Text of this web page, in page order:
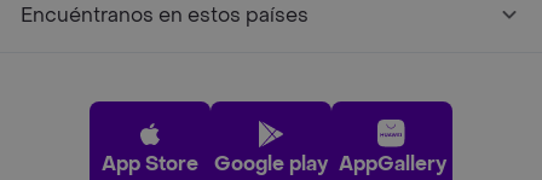
Encuéntranos en estos países
App Store Google play AppGallery